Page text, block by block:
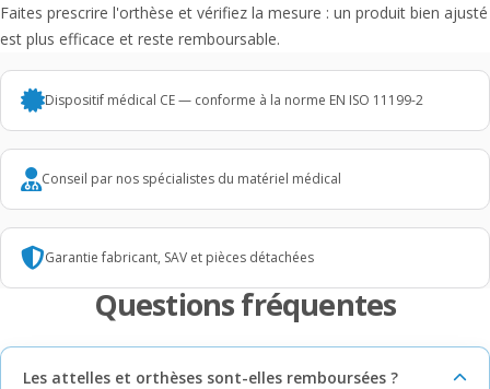
Faites prescrire l'orthèse et vérifiez la mesure : un produit bien ajusté
est plus efficace et reste remboursable.
Dispositif médical CE — conforme à la norme EN ISO 11199-2
Conseil par nos spécialistes du matériel médical
Garantie fabricant, SAV et pièces détachées
Questions fréquentes
Les attelles et orthèses sont-elles remboursées ?